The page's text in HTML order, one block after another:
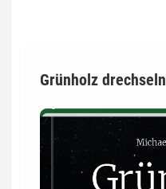
Grünholz drechseln